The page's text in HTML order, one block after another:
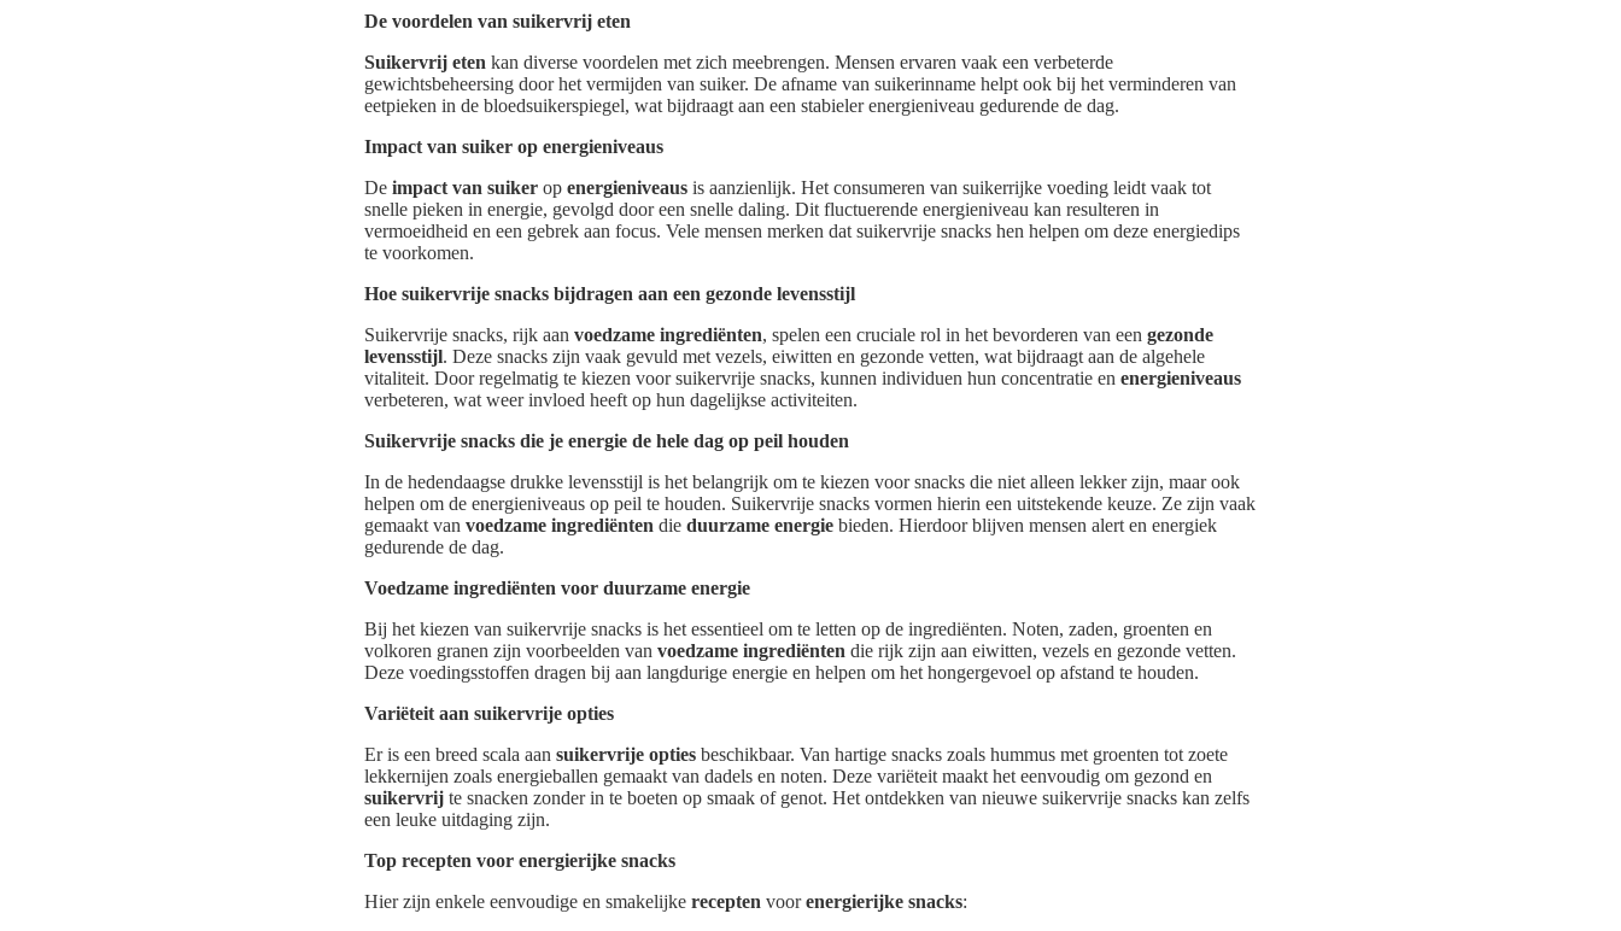
De voordelen van suikervrij eten
Suikervrij eten kan diverse voordelen met zich meebrengen. Mensen ervaren vaak een verbeterde
gewichtsbeheersing door het vermijden van suiker. De afname van suikerinname helpt ook bij het verminderen van
eetpieken in de bloedsuikerspiegel, wat bijdraagt aan een stabieler energieniveau gedurende de dag.
Impact van suiker op energieniveaus
De impact van suiker op energieniveaus is aanzienlijk. Het consumeren van suikerrijke voeding leidt vaak tot
snelle pieken in energie, gevolgd door een snelle daling. Dit fluctuerende energieniveau kan resulteren in
vermoeidheid en een gebrek aan focus. Vele mensen merken dat suikervrije snacks hen helpen om deze energiedips
te voorkomen.
Hoe suikervrije snacks bijdragen aan een gezonde levensstijl
Suikervrije snacks, rijk aan voedzame ingrediënten, spelen een cruciale rol in het bevorderen van een gezonde
levensstijl. Deze snacks zijn vaak gevuld met vezels, eiwitten en gezonde vetten, wat bijdraagt aan de algehele
vitaliteit. Door regelmatig te kiezen voor suikervrije snacks, kunnen individuen hun concentratie en energieniveaus
verbeteren, wat weer invloed heeft op hun dagelijkse activiteiten.
Suikervrije snacks die je energie de hele dag op peil houden
In de hedendaagse drukke levensstijl is het belangrijk om te kiezen voor snacks die niet alleen lekker zijn, maar ook
helpen om de energieniveaus op peil te houden. Suikervrije snacks vormen hierin een uitstekende keuze. Ze zijn vaak
gemaakt van voedzame ingrediënten die duurzame energie bieden. Hierdoor blijven mensen alert en energiek
gedurende de dag.
Voedzame ingrediënten voor duurzame energie
Bij het kiezen van suikervrije snacks is het essentieel om te letten op de ingrediënten. Noten, zaden, groenten en
volkoren granen zijn voorbeelden van voedzame ingrediënten die rijk zijn aan eiwitten, vezels en gezonde vetten.
Deze voedingsstoffen dragen bij aan langdurige energie en helpen om het hongergevoel op afstand te houden.
Variëteit aan suikervrije opties
Er is een breed scala aan suikervrije opties beschikbaar. Van hartige snacks zoals hummus met groenten tot zoete
lekkernijen zoals energieballen gemaakt van dadels en noten. Deze variëteit maakt het eenvoudig om gezond en
suikervrij te snacken zonder in te boeten op smaak of genot. Het ontdekken van nieuwe suikervrije snacks kan zelfs
een leuke uitdaging zijn.
Top recepten voor energierijke snacks
Hier zijn enkele eenvoudige en smakelijke recepten voorenergierijke snacks: